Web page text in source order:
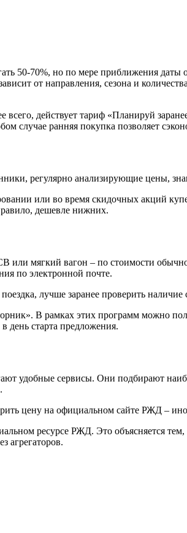
50-70%, но по мере приближения даты
от направления, сезона и
действует тариф «Планируй
случае ранняя покупка позволяет
регулярно анализирующие цены,
или во время скидочных акций
дешевле нижних.
или мягкий вагон – по стоимости
по электронной почте.
лучше заранее проверить наличие
В рамках этих программ можно
день старта предложения.
удобные сервисы. Они подбирают
цену на официальном сайте РЖД –
ресурсе РЖД. Это объясняется
агрегаторов.